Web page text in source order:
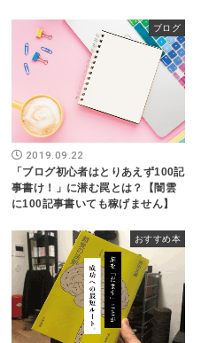
ブログ
2019.09.22
「ブログ初心者はとりあえず100記
事書け！」に潜む罠とは？【闇雲
に100記事書いても稼げません】
おすすめ本